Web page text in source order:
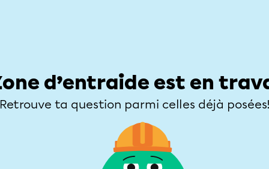
d’entraide est en
Retrouve ta question parmi celles déjà